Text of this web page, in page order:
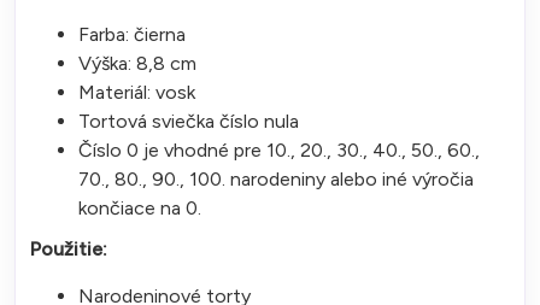
Farba: čierna
Výška: 8,8 cm
Materiál: vosk
Tortová sviečka číslo nula
Číslo 0 je vhodné pre 10., 20., 30., 40., 50., 60.,
70., 80., 90., 100. narodeniny alebo iné výročia
končiace na 0.
Použitie:
Narodeninové torty